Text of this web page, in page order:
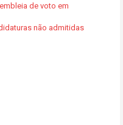
de voto em
não admitidas